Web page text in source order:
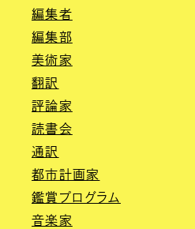
編集者
編集部
美術家
翻訳
評論家
読書会
通訳
都市計画家
鑑賞プログラム
音楽家